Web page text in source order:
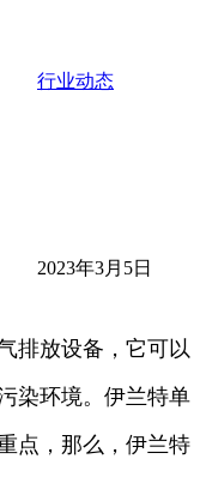
行业动态
2023年3月5日
排放设备，它可以
染环境。伊兰特单
点，那么，伊兰特